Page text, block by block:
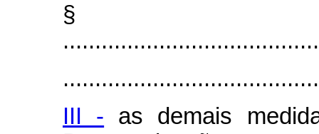
§
III - as demais